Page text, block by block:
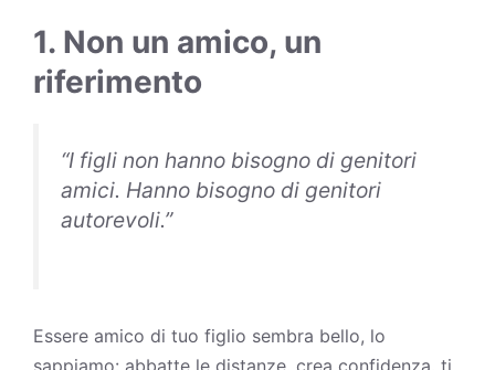
1. Non un amico, un
riferimento
“I figli non hanno bisogno di genitori
amici. Hanno bisogno di genitori
autorevoli.”
Essere amico di tuo figlio sembra bello, lo
sappiamo: abbatte le distanze, crea confidenza, ti